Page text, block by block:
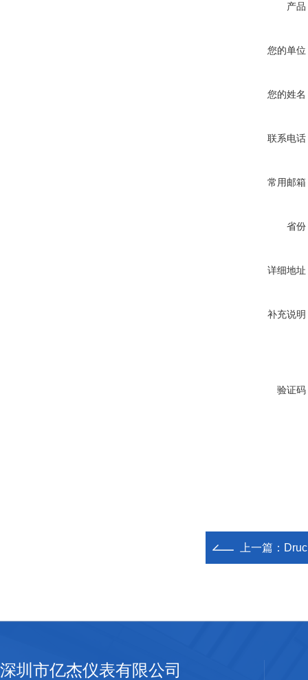
产品
您的单位
您的姓名
联系电话
常用邮箱
省份
详细地址
补充说明
验证码
上一篇：
深圳市亿杰仪表有限公司